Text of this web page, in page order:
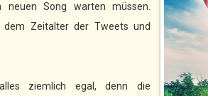
neuen Song warten müssen.
Zeitalter der Tweets und
ziemlich egal, denn die